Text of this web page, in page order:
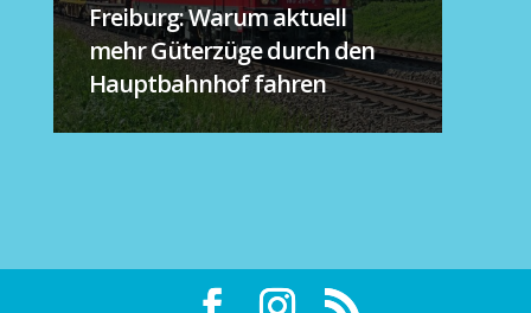
Freiburg: Warum aktuell
mehr Güterzüge durch den
Hauptbahnhof fahren